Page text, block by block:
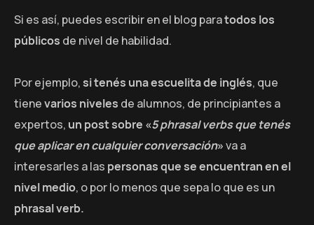
Si es así, puedes escribir en el blog paratodos los
públicos de nivel de habilidad.
Por ejemplo,si tenés una escuelita de inglés, que
tienevarios niveles de alumnos, de principiantes a
expertos, un post sobre «5 phrasal verbsque tenés
que aplicar en cualquier conversación»va a
interesarles a las personas que se encuentran en el
nivel medio, o por lo menos que sepa lo que es un
phrasal verb.